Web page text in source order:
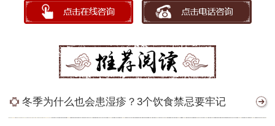
冬季为什么也会患湿疹？3个饮食禁忌要牢记